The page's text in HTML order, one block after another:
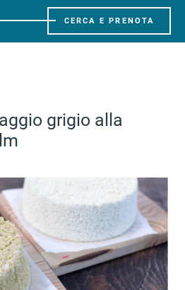
CERCA E PRENOTA
grigio alla